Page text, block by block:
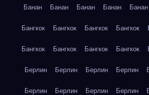
Банан Банан Банан Банан Банан
Бангкок Бангкок Бангкок Бангкок
Бангкок Бангкок Бангкок Бангкок
Берлин Берлин Берлин Берлин
Берлин Берлин Берлин Берлин